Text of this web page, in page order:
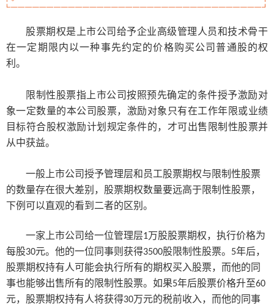
股票期权是上市公司 给予企业高级管理人员和技术骨干
在一定期限内以一种事先约定的价格购买公司普通股的权
利。
限制性股票指上市公司按照预先确定的条件授予激励对
象一定数量的本公司股票，激励对象只有在工作年限或业绩
目标符合股权激励计划 规定条件的，才可出售限制性股票并
从中获益。
一般上市公司 授予管理层和员工股票期权与限制性股票
的数量存在很大差别，股票期权数量要远高于限制性股票，
下例可以直观的看到二者的区别。
一家上市公司给一位管理层1万股股票期权，执行价格为
每股30元。他的一位同事则获得3500股限制性股票。 5年后，
股票期权持有人可能会执行所有的期权买入股票，而他的同
事也能够出售所有的限制性股票。如果5年后股票价格升至60
元，股票期权持有人将获得30万元的税前收入，而他的同事